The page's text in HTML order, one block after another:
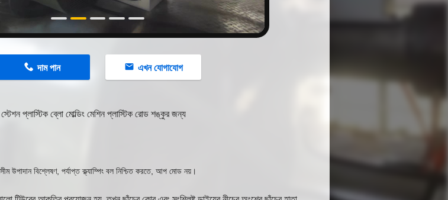
দাম পান এখন যোগাযোগ
প্লাস্টিক ব্লো মোল্ডিং মেশিন প্লাস্টিক রোড শঙ্কুর জন্য
উপাদান বিশ্লেষণ, পর্যাপ্ত ক্ল্যাম্পিং বল নিশ্চিত করতে, আপ মোড নয়।